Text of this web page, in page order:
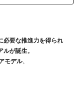
必要な推進力を得られ
が誕生。
モデル。